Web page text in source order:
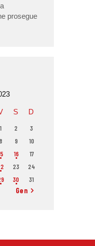
prosegue
S D
1 2
3
8 9
10
16
17
23
24
30 31
Gen »